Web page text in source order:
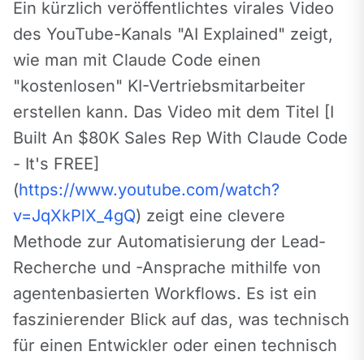
Ein kürzlich veröffentlichtes virales Video
des YouTube-Kanals "AI Explained" zeigt,
wie man mit Claude Code einen
"kostenlosen" KI-Vertriebsmitarbeiter
erstellen kann. Das Video mit dem Titel [I
Built An $80K Sales Rep With Claude Code
- It's FREE]
(https://www.youtube.com/watch?
v=JqXkPlX_4gQ) zeigt eine clevere
Methode zur Automatisierung der Lead-
Recherche und -Ansprache mithilfe von
agentenbasierten Workflows. Es ist ein
faszinierender Blick auf das, was technisch
für einen Entwickler oder einen technisch